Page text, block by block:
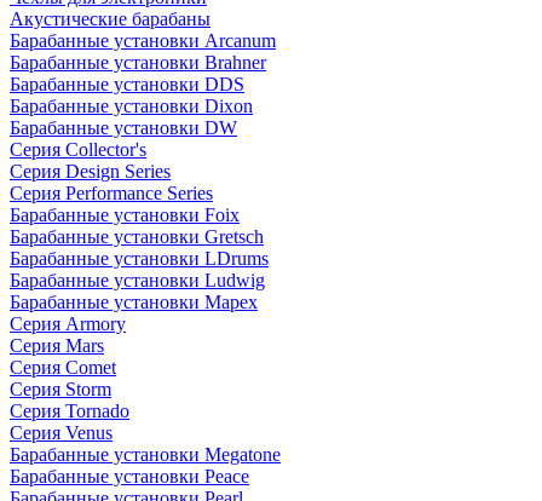
Акустические барабаны
Барабанные установки Arcanum
Барабанные установки Brahner
Барабанные установки DDS
Барабанные установки Dixon
Барабанные установки DW
Серия Collector's
Серия Design Series
Серия Performance Series
Барабанные установки Foix
Барабанные установки Gretsch
Барабанные установки LDrums
Барабанные установки Ludwig
Барабанные установки Mapex
Серия Armory
Серия Mars
Серия Comet
Серия Storm
Серия Tornado
Серия Venus
Барабанные установки Megatone
Барабанные установки Peace